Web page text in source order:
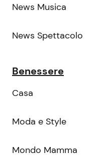
News Musica
News Spettacolo
Benessere
Casa
Moda e Style
Mondo Mamma